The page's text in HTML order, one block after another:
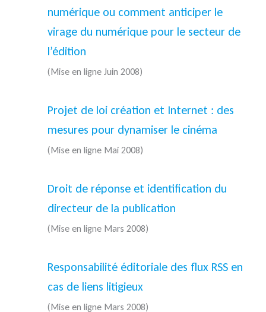
numérique ou comment anticiper le
virage du numérique pour le secteur de
l’édition
(Mise en ligne Juin 2008)
Projet de loi création et Internet : des
mesures pour dynamiser le cinéma
(Mise en ligne Mai 2008)
Droit de réponse et identification du
directeur de la publication
(Mise en ligne Mars 2008)
Responsabilité éditoriale des flux RSS en
cas de liens litigieux
(Mise en ligne Mars 2008)